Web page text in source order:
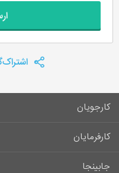
کارجویان
سوالات متداول کارجویان
کارفرمایان
راهنمای ثبت آگهی استخدام
جابینجا